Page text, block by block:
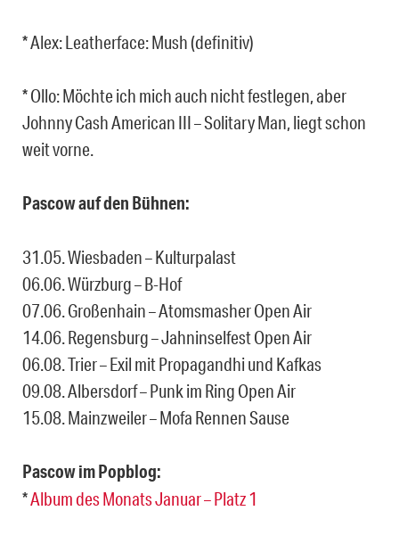
* Alex: Leatherface: Mush (definitiv)
* Ollo: Möchte ich mich auch nicht festlegen, aber
Johnny Cash American III – Solitary Man, liegt schon
weit vorne.
Pascow auf den Bühnen:
31.05. Wiesbaden – Kulturpalast
06.06. Würzburg – B-Hof
07.06. Großenhain – Atomsmasher Open Air
14.06. Regensburg – Jahninselfest Open Air
06.08. Trier – Exil mit Propagandhi und Kafkas
09.08. Albersdorf – Punk im Ring Open Air
15.08. Mainzweiler – Mofa Rennen Sause
Pascow im Popblog:
*Album des Monats Januar – Platz 1